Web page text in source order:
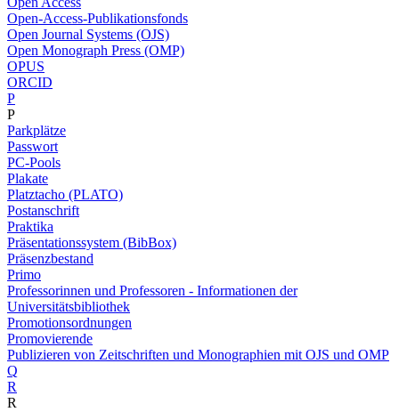
Open-Access-Publikationsfonds
Open Journal Systems (OJS)
Open Monograph Press (OMP)
OPUS
ORCID
P
P
Parkplätze
Passwort
PC-Pools
Plakate
Platztacho (PLATO)
Postanschrift
Praktika
Präsentationssystem (BibBox)
Präsenzbestand
Primo
Professorinnen und Professoren - Informationen der
Universitätsbibliothek
Promotionsordnungen
Promovierende
Publizieren von Zeitschriften und Monographien mit OJS und OMP
Q
R
R